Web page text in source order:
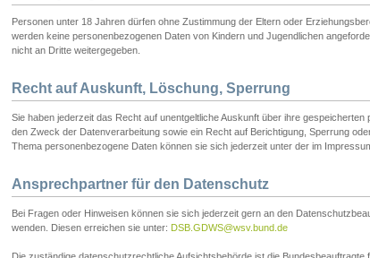
Personen unter 18 Jahren dürfen ohne Zustimmung der Eltern oder
werden keine personenbezogenen Daten von Kindern und Jugendlichen
nicht an Dritte weitergegeben.
Recht auf Auskunft, Löschung, Sperrung
Sie haben jederzeit das Recht auf unentgeltliche Auskunft über ihre
den Zweck der Datenverarbeitung sowie ein Recht auf Berichtigung, Sperrung
Thema personenbezogene Daten können sie sich jederzeit unter der im
Ansprechpartner für den Datenschutz
Bei Fragen oder Hinweisen können sie sich jederzeit gern an den
wenden. Diesen erreichen sie unter: DSB.GDWS@wsv.bund.de